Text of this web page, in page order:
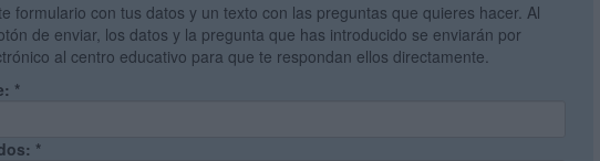
formulario con tus datos y un texto con las preguntas que quieres hacer. Al
de enviar, los datos y la pregunta que has introducido se enviarán por
al centro educativo para que te respondan ellos directamente.
*
*